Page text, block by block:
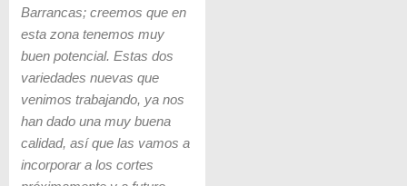
Barrancas; creemos que en
esta zona tenemos muy
buen potencial. Estas dos
variedades nuevas que
venimos trabajando, ya nos
han dado una muy buena
calidad, así que las vamos a
incorporar a los cortes